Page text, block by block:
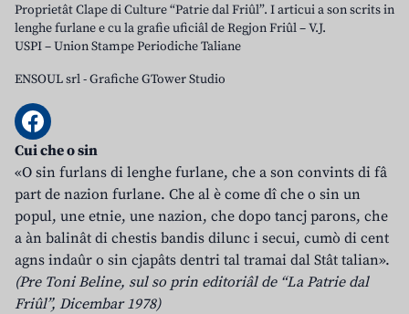
Proprietât Clape di Culture “Patrie dal Friûl”. I articui a son scrits in
lenghe furlane e cu la grafie uficiâl de Regjon Friûl – V.J.
USPI – Union Stampe Periodiche Taliane
ENSOUL srl-Grafiche GTower Studio
Cui che o sin
«O sin furlans di lenghe furlane, che a son convints di fâ
part de nazion furlane. Che al è come dî che o sin un
popul, une etnie, une nazion, che dopo tancj parons, che
a àn balinât di chestis bandis dilunc i secui, cumò di cent
agns indaûr o sin cjapâts dentri tal tramai dal Stât talian».
(Pre Toni Beline, sul so prin editoriâl de “La Patrie dal
Friûl”, Dicembar 1978)